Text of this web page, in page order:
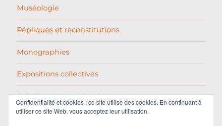
Muséologie
Répliques et reconstitutions
Monographies
Expositions collectives
Relations internationales
Confidentialité et cookies : ce site utilise des cookies. En continuant à
utiliser ce site Web, vous acceptez leur utilisation.